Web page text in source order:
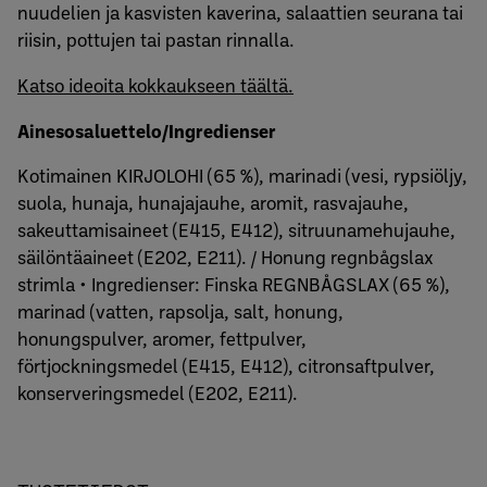
nuudelien ja kasvisten kaverina, salaattien seurana tai
riisin, pottujen tai pastan rinnalla.
Katso ideoita kokkaukseen täältä.
Ainesosaluettelo/Ingredienser
Kotimainen KIRJOLOHI (65 %), marinadi (vesi, rypsiöljy,
suola, hunaja, hunajajauhe, aromit, rasvajauhe,
sakeuttamisaineet (E415, E412), sitruunamehujauhe,
säilöntäaineet (E202, E211). / Honung regnbågslax
strimla • Ingredienser: Finska REGNBÅGSLAX (65 %),
marinad (vatten, rapsolja, salt, honung,
honungspulver, aromer, fettpulver,
förtjockningsmedel (E415, E412), citronsaftpulver,
konserveringsmedel (E202, E211).